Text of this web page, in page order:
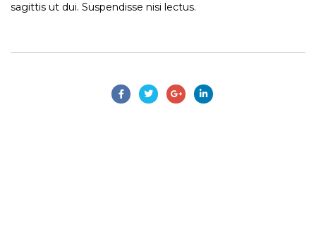
sagittis ut dui. Suspendisse nisi lectus.